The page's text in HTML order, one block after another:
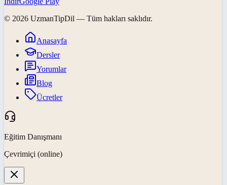
© 2026 UzmanTipDil — Tüm hakları saklıdır.
Anasayfa
Dersler
Yorumlar
Blog
Ücretler
Eğitim Danışmanı
Çevrimiçi (online)